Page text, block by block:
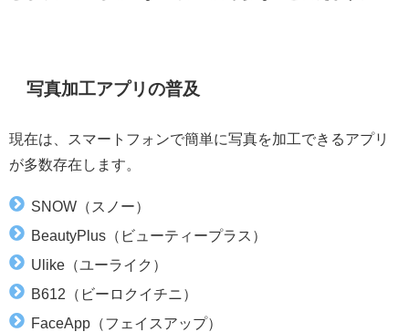
写真加工アプリの普及
現在は、スマートフォンで簡単に写真を加工できるアプリ
が多数存在します。
SNOW（スノー）
BeautyPlus（ビューティープラス）
Ulike（ユーライク）
B612（ビーロクイチニ）
FaceApp（フェイスアップ）